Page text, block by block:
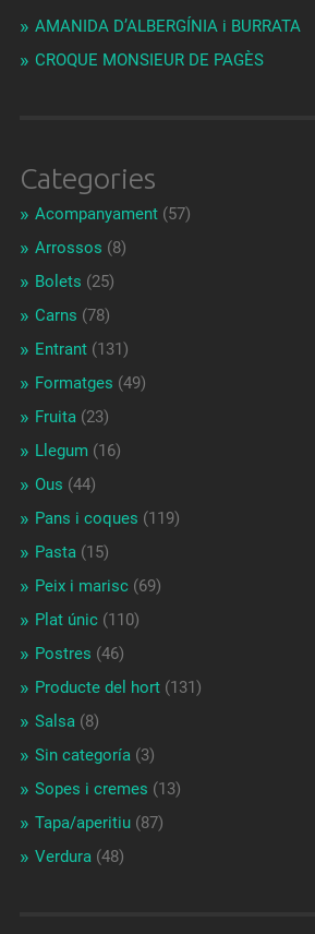
AMANIDA D’ALBERGÍNIA i BURRATA
CROQUE MONSIEUR DE PAGÈS
Categories
Acompanyament(57)
Arrossos (8)
Bolets (25)
Carns (78)
Entrant(131)
Formatges (49)
Fruita(23)
Llegum (16)
Ous (44)
Pans i coques (119)
Pasta(15)
Peix i marisc(69)
Plat únic(110)
Postres (46)
Producte del hort(131)
Salsa(8)
Sin categoría(3)
Sopes i cremes (13)
Tapa/aperitiu(87)
Verdura(48)